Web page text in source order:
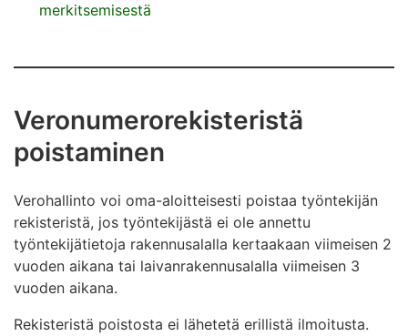
merkitsemisestä
Veronumerorekisteristä
poistaminen
Verohallinto voi oma-aloitteisesti poistaa työntekijän
rekisteristä, jos työntekijästä ei ole annettu
työntekijätietoja rakennusalalla kertaakaan viimeisen 2
vuoden aikana tai laivanrakennusalalla viimeisen 3
vuoden aikana.
Rekisteristä poistosta ei lähetetä erillistä ilmoitusta.